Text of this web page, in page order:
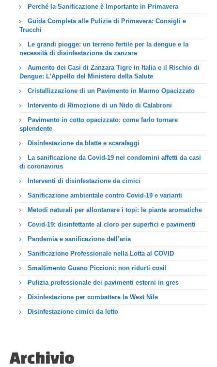
Perché la Sanificazione è Importante in Primavera
Guida Completa alle Pulizie di Primavera: Consigli e
Trucchi
Le grandi piogge: un terreno fertile per la dengue e la
necessità di disinfestazione da zanzare
Aumento dei Casi di Zanzara Tigre in Italia e il Rischio di
Dengue: L’Appello del Ministero della Salute
Cristallizzazione di un Pavimento in Marmo Opacizzato
Intervento di Rimozione di un Nido di Calabroni
Pavimento in cotto opacizzato: come farlo tornare
splendente
Disinfestazione da blatte e scarafaggi
La sanificazione da Covid-19 nei condomini affetti da casi
di coronavirus
Interventi di disinfestazione da cimici
Sanificazione ambientale contro Covid-19 e varianti
Metodi naturali per allontanare i topi: le piante aromatiche
Covid-19: disinfettante al cloro per superfici e pavimenti
Pandemia e sanificazione dell’aria
Sanificazione Professionale nella Lotta al COVID
Smaltimento Guano Piccioni: non ridurti così!
Pulizia professionale dei pavimenti esterni in gres
Disinfestazione per combattere la West Nile
Disinfestazione cimici da letto
Archivio